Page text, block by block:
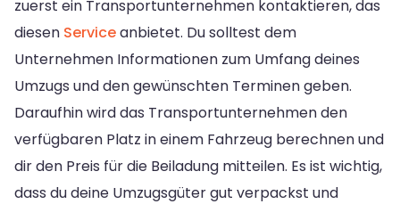
zuerst ein Transportunternehmen kontaktieren, das
diesen Serviceanbietet. Du solltest dem
Unternehmen Informationen zum Umfang deines
Umzugs und den gewünschten Terminen geben.
Daraufhin wird das Transportunternehmen den
verfügbaren Platz in einem Fahrzeug berechnen und
dir den Preis für die Beiladung mitteilen. Es ist wichtig,
dass du deine Umzugsgüter gut verpackst und